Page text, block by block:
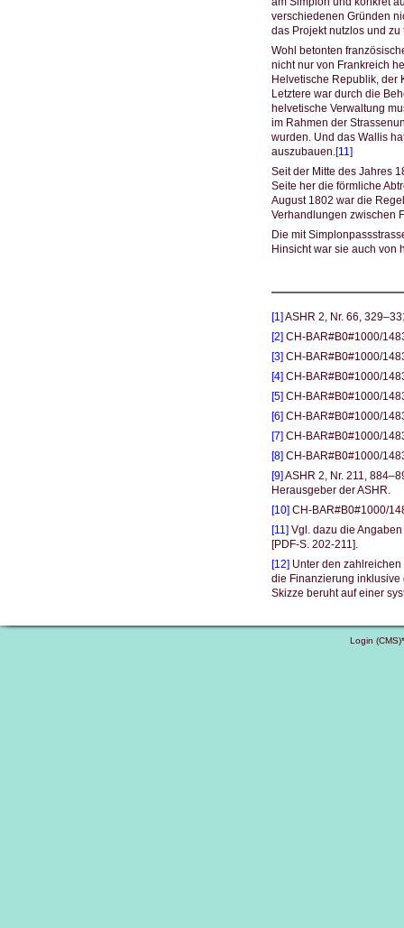
verschiedenen Gründen
das Projekt nutzlos und zu
Wohl betonten
nicht nur von Frankreich
Helvetische Republik, der
Letztere war durch die
helvetische Verwaltung
im Rahmen der
wurden. Und das Wallis
auszubauen.[11]
Seit der Mitte des Jahres
Seite her die förmliche
August 1802 war die
Verhandlungen zwischen
Die mit
Hinsicht war sie auch von
[1] ASHR 2, Nr. 66,
[2] CH-BAR#B0#1000/
[3] CH-BAR#B0#1000/
[4] CH-BAR#B0#1000/
[5] CH-BAR#B0#1000/
[6] CH-BAR#B0#1000/
[7] CH-BAR#B0#1000/
[8] CH-BAR#B0#1000/
[9] ASHR 2, Nr. 211,
Herausgeber der ASHR.
[10] CH-BAR#B0#1000/
[11] Vgl. dazu die
[PDF-S. 202-211].
[12] Unter den
die Finanzierung
Skizze beruht auf einer
Login (CMS)*